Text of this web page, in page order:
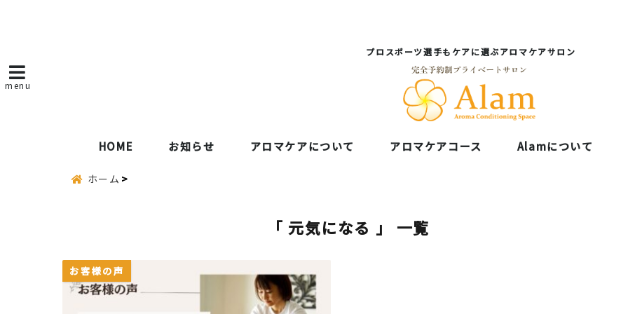
プロスポーツ選手もケアに選ぶアロマケアサロン
menu
HOME お知らせ アロマケアについて アロマケアコース Alamについて
ホーム
「 元気になる 」 一覧
お客様の声